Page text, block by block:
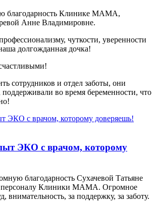
благодарность Клинике МАМА,
Анне Владимировне.
чуткости, уверенности
долгожданная дочка!
сотрудников и отдел заботы, они
во время беременности, что
ЭКО с врачом, которому
благодарность Сухачевой Татьяне
персоналу Клиники МАМА. Огромное
внимательность, за поддержку, за заботу.